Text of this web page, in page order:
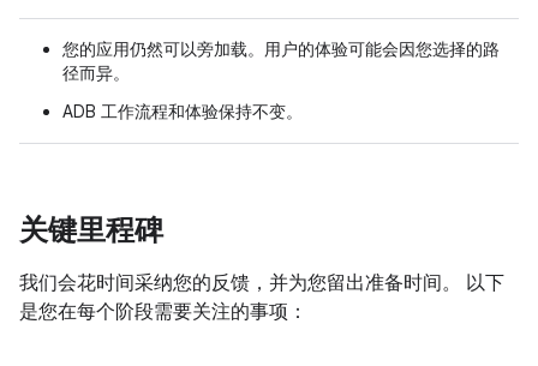
您的应用仍然可以旁加载。用户的体验可能会因您选择的路
径而异。
ADB 工作流程和体验保持不变。
关键里程碑
我们会花时间采纳您的反馈，并为您留出准备时间。 以下
是您在每个阶段需要关注的事项：